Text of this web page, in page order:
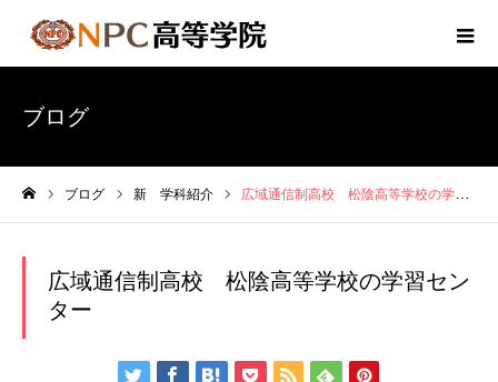
ブログ
ブログ 新 学科紹介 広域通信制高校 松陰高等学校の学習センター
広域通信制高校 松陰高等学校の学習セン
ター